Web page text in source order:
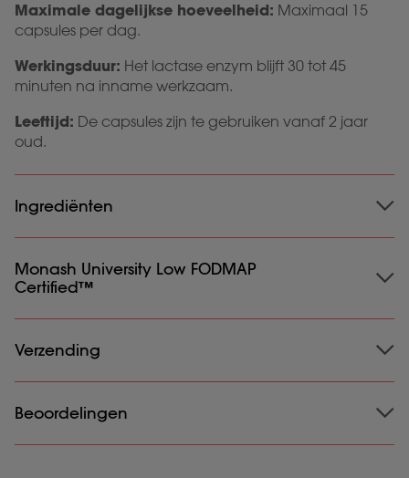
Maximale dagelijkse hoeveelheid: Maximaal 15
capsules per dag.
Werkingsduur: Het lactase enzym blijft 30 tot 45
minuten na inname werkzaam.
Leeftijd: De capsules zijn te gebruiken vanaf 2 jaar
oud.
Ingrediënten
Ingrediënten: Lactase (10.000 FCC); Vulstof: Calcium
carbonaat; HPMC (capsule).
Geschikt voor vegetariërs en veganisten.
Vrij van soja en gluten.
Monash University Low FODMAP
Certified™
Verzending
Verzending: Altijd gratis verzending, op werkdagen
Beoordelingen